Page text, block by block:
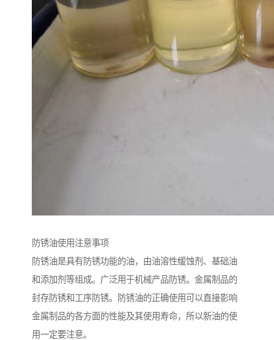
防锈油使用注意事项
防锈油是具有防锈功能的油，由油溶性缓蚀剂、基础油
和添加剂等组成。广泛用于机械产品防锈。金属制品的
封存防锈和工序防锈。防锈油的正确使用可以直接影响
金属制品的各方面的性能及其使用寿命，所以新油的使
用一定要注意。